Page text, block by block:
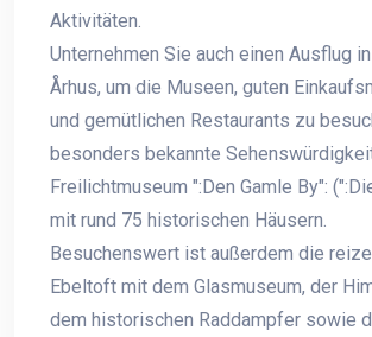
Aktivitäten.
Unternehmen Sie auch einen Ausflug
Århus, um die Museen, guten
und gemütlichen Restaurants zu
besonders bekannte
Freilichtmuseum ":Den Gamle By":
mit rund 75 historischen Häusern.
Besuchenswert ist außerdem die
Ebeltoft mit dem Glasmuseum, der
dem historischen Raddampfer sowie